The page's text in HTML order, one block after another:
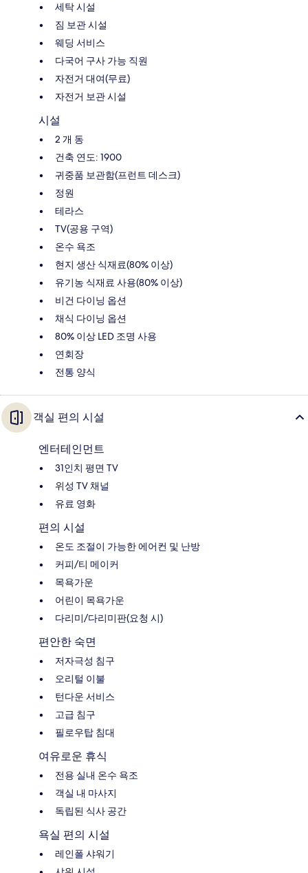
세탁 시설
짐 보관 시설
웨딩 서비스
다국어 구사 가능 직원
자전거 대여(무료)
자전거 보관 시설
시설
2 개 동
건축 연도: 1900
귀중품 보관함(프런트 데스크)
정원
테라스
TV(공용 구역)
온수 욕조
현지 생산 식재료(80% 이상)
유기농 식재료 사용(80% 이상)
비건 다이닝 옵션
채식 다이닝 옵션
80% 이상 LED 조명 사용
연회장
전통 양식
객실 편의 시설
엔터테인먼트
31인치 평면 TV
위성 TV 채널
유료 영화
편의 시설
온도 조절이 가능한 에어컨 및 난방
커피/티 메이커
목욕가운
어린이 목욕가운
다리미/다리미판(요청 시)
편안한 숙면
저자극성 침구
오리털 이불
턴다운 서비스
고급 침구
필로우탑 침대
여유로운 휴식
전용 실내 온수 욕조
객실 내 마사지
독립된 식사 공간
욕실 편의 시설
레인폴 샤워기